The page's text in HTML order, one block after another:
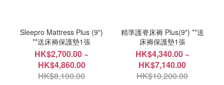
Sleepro Mattress Plus (9")
**送床褥保護墊1張
HK$2,700.00 ~
HK$4,860.00
HK$8,100.00
精準護脊床褥 Plus(9") **送
床褥保護墊1張
HK$4,340.00 ~
HK$7,140.00
HK$10,200.00